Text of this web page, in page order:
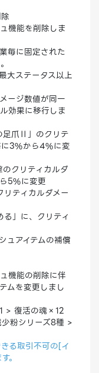
機能を削除しま
毎に固定された
大ステータス以上
ージ数値が同一
効果に移行しま
爪Ⅱ」のクリテ
に3%から4%に変
クリティカルダ
5%に変更
ティカルダメー
」に、クリティ
ュアイテムの補償
機能の削除に伴
ムを変更しまし
> 復活の魂×12
粉シリーズ8種 >
る取引不可の[イ
。